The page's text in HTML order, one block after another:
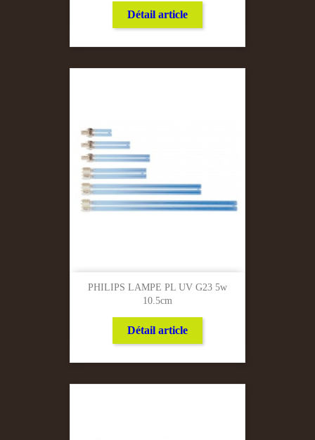
Détail article
PHILIPS LAMPE PL UV G23 5w
10.5cm
Détail article